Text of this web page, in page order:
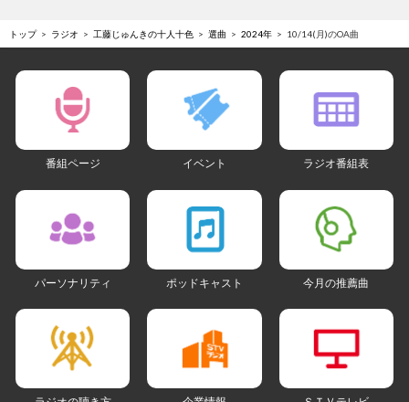
トップ ラジオ 工藤じゅんきの十人十色 選曲 2024年 10/14(月)のOA曲
番組ページ イベント ラジオ番組表
パーソナリティ ポッドキャスト 今月の推薦曲